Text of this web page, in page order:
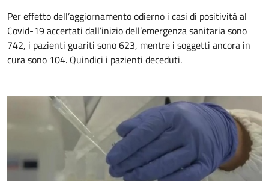
Per effetto dell’aggiornamento odierno i casi di positività al
Covid-19 accertati dall’inizio dell’emergenza sanitaria sono
742, i pazienti guariti sono 623, mentre i soggetti ancora in
cura sono 104. Quindici i pazienti deceduti.